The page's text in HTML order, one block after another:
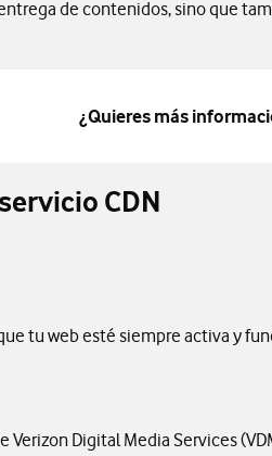
de contenidos, sino que
¿Quieres más
CDN
tu web esté siempre activa y
Digital Media Services